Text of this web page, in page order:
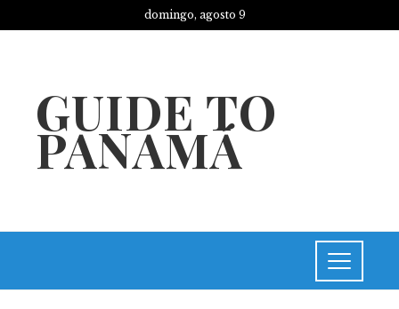
domingo, agosto 9
GUIDE TO
PANAMÁ